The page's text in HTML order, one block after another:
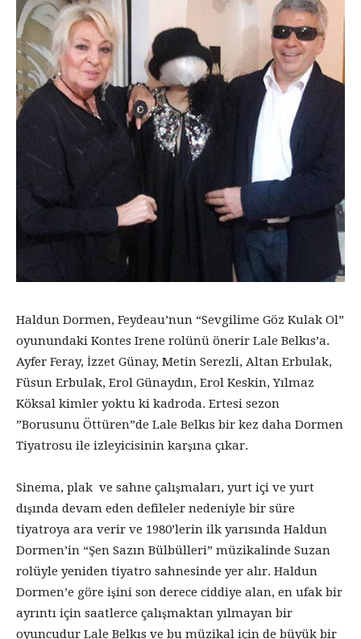
Haldun Dormen, Feydeau’nun “Sevgilime Göz Kulak Ol”
oyunundaki Kontes Irene rolünü önerir Lale Belkıs’a.
Ayfer Feray, İzzet Günay, Metin Serezli, Altan Erbulak,
Füsun Erbulak, Erol Günaydın, Erol Keskin, Yılmaz
Köksal kimler yoktu ki kadroda. Ertesi sezon
”Borusunu Öttüren”de Lale Belkıs bir kez daha Dormen
Tiyatrosu ile izleyicisinin karşına çıkar.
Sinema, plak ve sahne çalışmaları, yurt içi ve yurt
dışında devam eden defileler nedeniyle bir süre
tiyatroya ara verir ve 1980’lerin ilk yarısında Haldun
Dormen’in “Şen Sazın Bülbülleri” müzikalinde Suzan
rolüyle yeniden tiyatro sahnesinde yer alır. Haldun
Dormen’e göre işini son derece ciddiye alan, en ufak bir
ayrıntı için saatlerce çalışmaktan yılmayan bir
oyuncudur Lale Belkıs ve bu müzikal için de büyük bir